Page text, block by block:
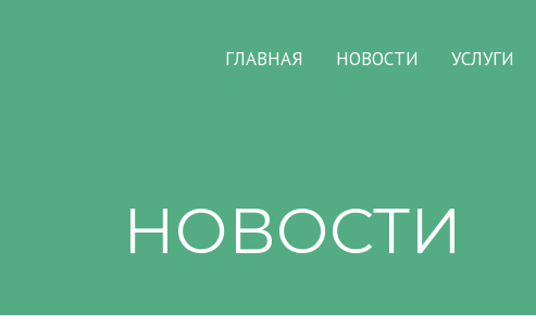
ГЛАВНАЯ НОВОСТИ УСЛУГИ
НОВОСТИ